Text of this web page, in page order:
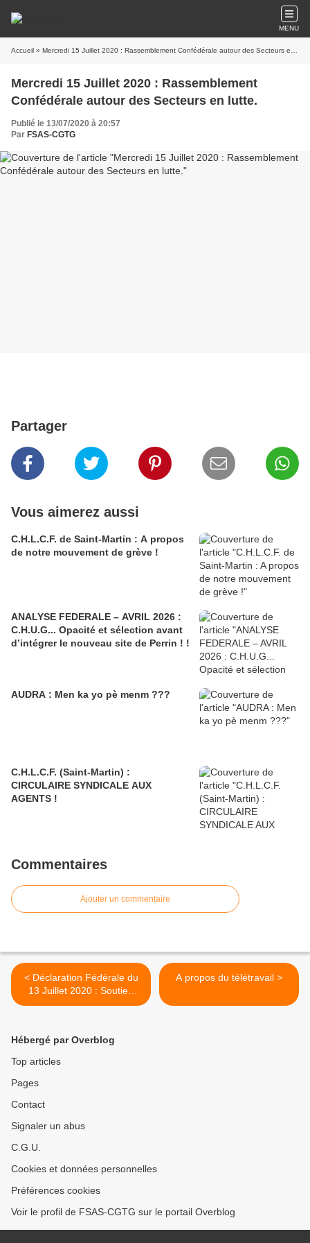
MENU
Accueil » Mercredi 15 Juillet 2020 : Rassemblement Confédérale autour des Secteurs en lutte.
Mercredi 15 Juillet 2020 : Rassemblement
Confédérale autour des Secteurs en lutte.
Publié le 13/07/2020 à 20:57
Par FSAS-CGTG
Partager
Vous aimerez aussi
C.H.L.C.F. de Saint-Martin : A propos
de notre mouvement de grève !
ANALYSE FEDERALE – AVRIL 2026 :
C.H.U.G... Opacité et sélection avant
d’intégrer le nouveau site de Perrin ! !
AUDRA : Men ka yo pè menm ???
C.H.L.C.F. (Saint-Martin) :
CIRCULAIRE SYNDICALE AUX
AGENTS !
Commentaires
Ajouter un commentaire
< Déclaration Fédérale du
13 Juillet 2020 : Soutien
total à nos camarades de
A propos du télétravail >
Hébergé par Overblog
Top articles
Pages
Contact
Signaler un abus
C.G.U.
Cookies et données personnelles
Préférences cookies
Voir le profil de FSAS-CGTG sur le portail Overblog